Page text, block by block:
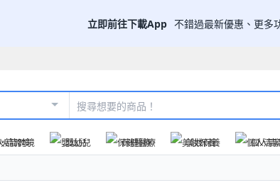
立即前往下載App 不錯過最新優惠、更多
火箭跨境 嬰幼兒 保健醫療 美妝保養 個人清